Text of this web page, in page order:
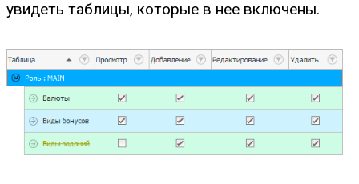
увидеть таблицы, которые в нее включены.